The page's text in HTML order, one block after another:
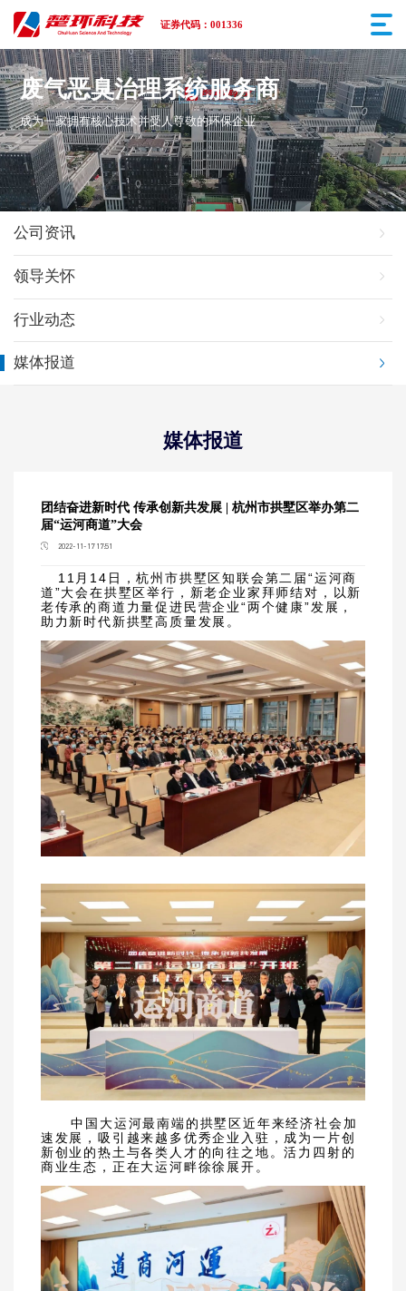
证券代码：001336
废气恶臭治理系统服务商
成为一家拥有核心技术并受人尊敬的环保企业
公司资讯
领导关怀
行业动态
媒体报道
媒体报道
团结奋进新时代 传承创新共发展 | 杭州市拱墅区举办第二
届“运河商道”大会
2022-11-17 17:51
11月14日，杭州市拱墅区知联会第二届“运河商
道”大会在拱墅区举行，新老企业家拜师结对，以新
老传承的商道力量促进民营企业“两个健康”发展，
助力新时代新拱墅高质量发展。
中国大运河最南端的拱墅区近年来经济社会加
速发展，吸引越来越多优秀企业入驻，成为一片创
新创业的热土与各类人才的向往之地。活力四射的
商业生态，正在大运河畔徐徐展开。